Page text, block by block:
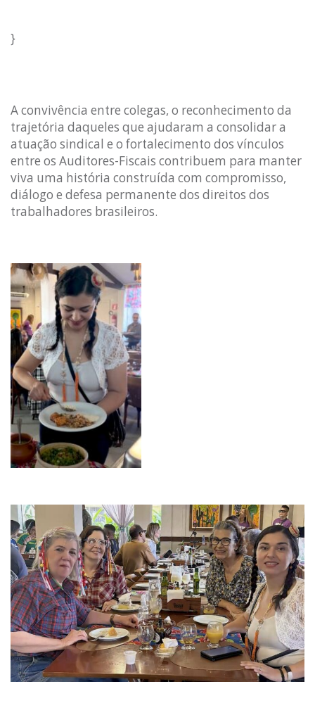
}
A convivência entre colegas, o reconhecimento da
trajetória daqueles que ajudaram a consolidar a
atuação sindical e o fortalecimento dos vínculos
entre os Auditores-Fiscais contribuem para manter
viva uma história construída com compromisso,
diálogo e defesa permanente dos direitos dos
trabalhadores brasileiros.